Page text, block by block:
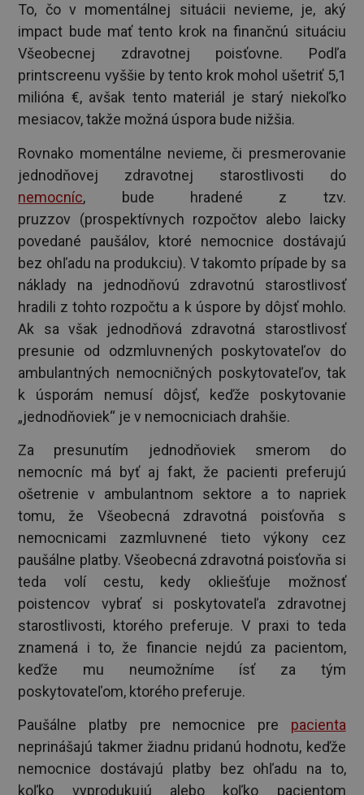
To, čo v momentálnej situácii nevieme, je, aký
impact bude mať tento krok na finančnú situáciu
Všeobecnej zdravotnej poisťovne. Podľa
printscreenu vyššie by tento krok mohol ušetriť 5,1
milióna €, avšak tento materiál je starý niekoľko
mesiacov, takže možná úspora bude nižšia.
Rovnako momentálne nevieme, či presmerovanie
jednodňovej zdravotnej starostlivosti do
nemocníc, bude hradené z tzv.
pruzzov (prospektívnych rozpočtov alebo laicky
povedané paušálov, ktoré nemocnice dostávajú
bez ohľadu na produkciu). V takomto prípade by sa
náklady na jednodňovú zdravotnú starostlivosť
hradili z tohto rozpočtu a k úspore by dôjsť mohlo.
Ak sa však jednodňová zdravotná starostlivosť
presunie od odzmluvnených poskytovateľov do
ambulantných nemocničných poskytovateľov, tak
k úsporám nemusí dôjsť, keďže poskytovanie
„jednodňoviek“ je v nemocniciach drahšie.
Za presunutím jednodňoviek smerom do
nemocníc má byť aj fakt, že pacienti preferujú
ošetrenie v ambulantnom sektore a to napriek
tomu, že Všeobecná zdravotná poisťovňa s
nemocnicami zazmluvnené tieto výkony cez
paušálne platby. Všeobecná zdravotná poisťovňa si
teda volí cestu, kedy okliešťuje možnosť
poistencov vybrať si poskytovateľa zdravotnej
starostlivosti, ktorého preferuje. V praxi to teda
znamená i to, že financie nejdú za pacientom,
keďže mu neumožníme ísť za tým
poskytovateľom, ktorého preferuje.
Paušálne platby pre nemocnice pre pacienta
neprinášajú takmer žiadnu pridanú hodnotu, keďže
nemocnice dostávajú platby bez ohľadu na to,
koľko vyprodukujú alebo koľko pacientom